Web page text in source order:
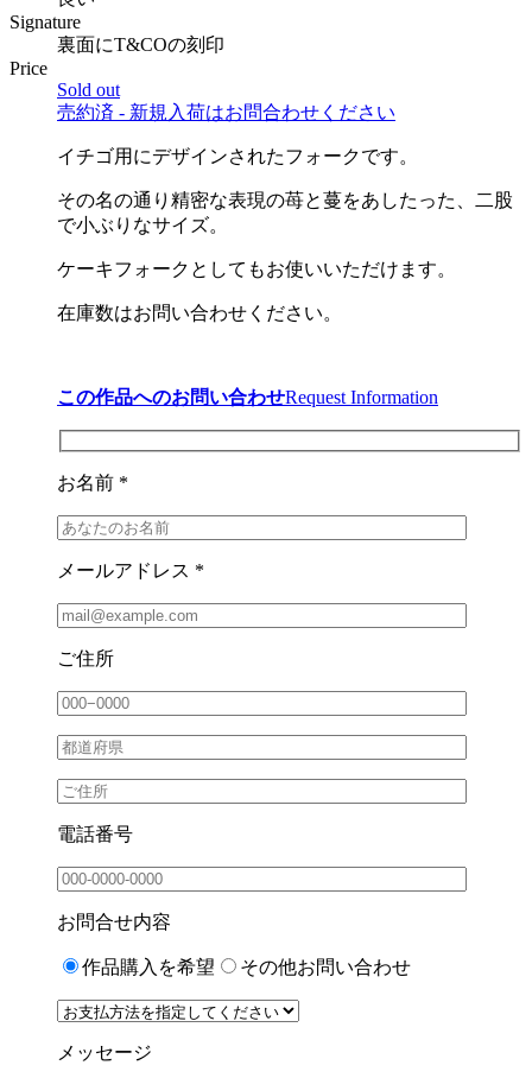
Signature
裏面にT&COの刻印
Price
Sold out
売約済 - 新規入荷はお問合わせください
イチゴ用にデザインされたフォークです。
その名の通り精密な表現の苺と蔓をあしたった、二股
で小ぶりなサイズ。
ケーキフォークとしてもお使いいただけます。
在庫数はお問い合わせください。
この作品へのお問い合わせRequest Information
お名前 *
メールアドレス *
ご住所
電話番号
お問合せ内容
作品購入を希望 その他お問い合わせ
メッセージ